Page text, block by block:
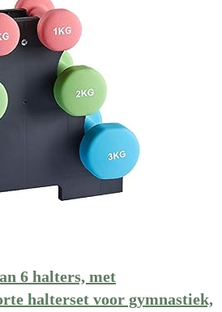
6 halters, met
halterset voor gymnastiek,